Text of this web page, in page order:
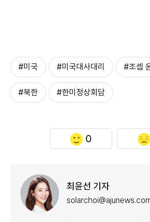
#미국 #미국대사대리 #조셉
#북한 #한미정상회담
0
최윤선 기자